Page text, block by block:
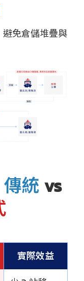
免倉儲堆疊與
傳統 vs
實際效益